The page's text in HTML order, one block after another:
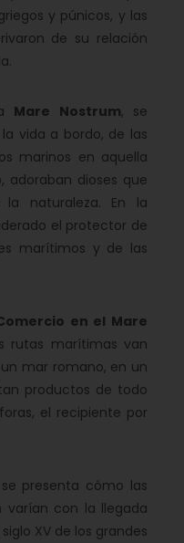
y púnicos, y las
de su relación
Mare Nostrum, se
vida a bordo, de las
marinos en aquella
adoraban dioses que
la naturaleza. En la
el protector de
marítimos y de las
en el Mare
rutas marítimas van
mar romano, en un
productos de todo
el recipiente por
presenta cómo las
con la llegada
XV de los grandes